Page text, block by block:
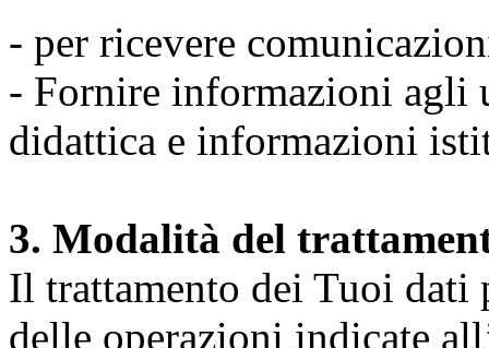
- per ricevere
- Fornire informazioni agli
didattica e informazioni
3. Modalità del
Il trattamento dei Tuoi dati
delle operazioni indicate